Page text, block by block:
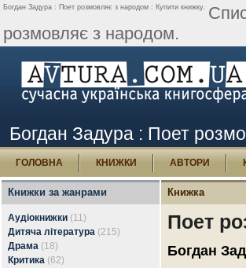
Богдан Задура : Поет розмовляє з народом : Купити книжку.
розмовляє з народом.
Богдан Задура : Поет
ГОЛОВНА КНИЖКИ АВТОРИ
Книжки за жанрами
Аудіокнижки (11)
Дитяча література (215)
Драма (18)
Критика (62)
Книжка
Поет
Богдан